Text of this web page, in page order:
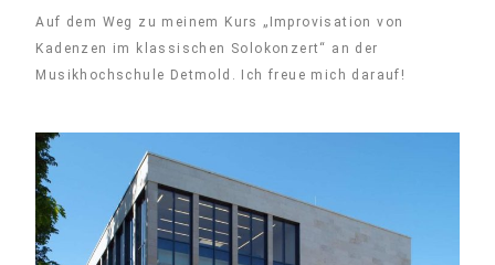
Auf dem Weg zu meinem Kurs „Improvisation von
Kadenzen im klassischen Solokonzert“ an der
Musikhochschule Detmold. Ich freue mich darauf!